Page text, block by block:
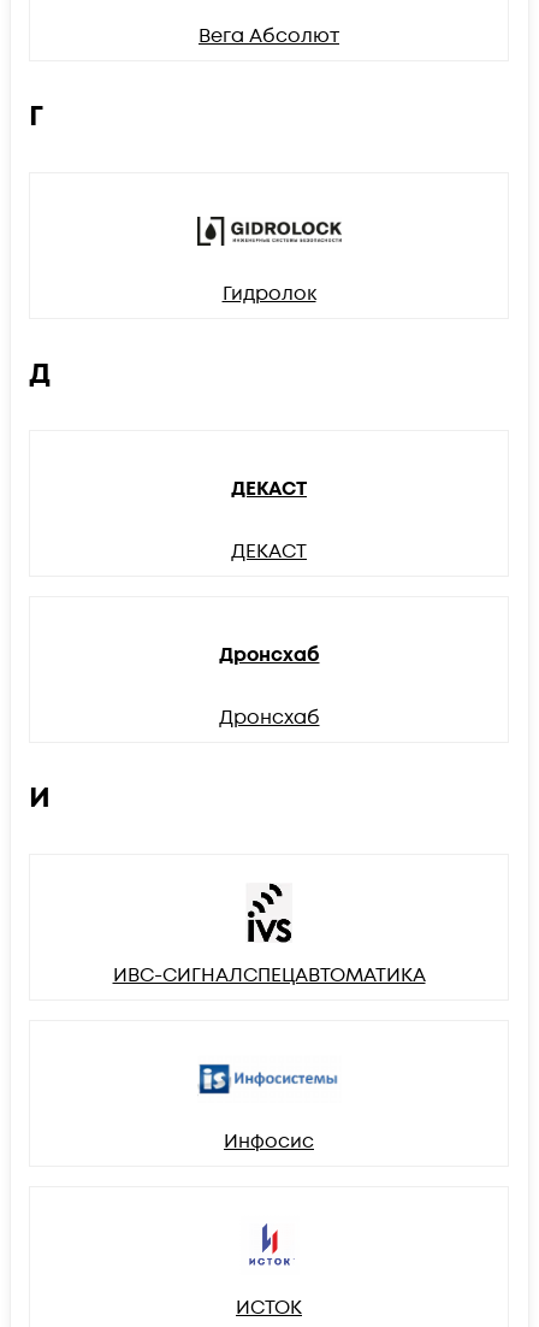
Вега Абсолют
Г
Гидролок
Д
ДЕКАСТ
ДЕКАСТ
Дронсхаб
Дронсхаб
И
ИВС-СИГНАЛСПЕЦАВТОМАТИКА
Инфосис
ИСТОК